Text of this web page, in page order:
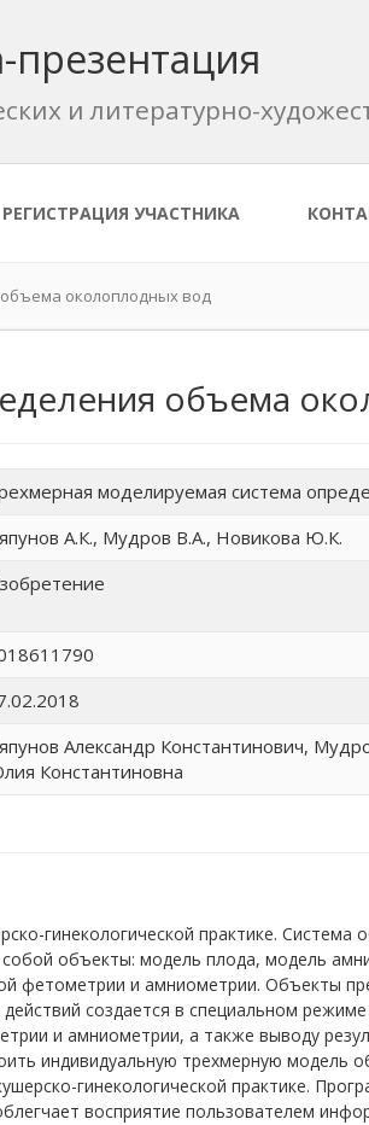
презентация
и литературно-
РЕГИСТРАЦИЯ УЧАСТНИКА
околоплодных вод
объема
моделируемая система
А.К., Мудров В.А., Новикова Ю.К.
Александр Константинович,
Константиновна
гинекологической практике. Система
объекты: модель плода, модель
фетометрии и амниометрии. Объекты
создается в специальном
и амниометрии, а также выводу
индивидуальную трехмерную модель
гинекологической практике.
восприятие пользователем